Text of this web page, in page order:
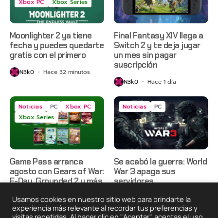
Xbox PC
Xbox Series
Moonlighter 2 ya tiene
fecha y puedes quedarte
gratis con el primero
N3k0 Hace 32 minutos
Final Fantasy XIV llega a
Switch 2 y te deja jugar
un mes sin pagar
suscripción
N3k0 Hace 1 día
Noticias PC
Xbox PC
Xbox Series
Game Pass arranca
agosto con Gears of War:
E-Day, Grounded 2 y más
N3k0 Hace 1 día
Noticias PC
Se acabó la guerra: World
War 3 apaga sus
servidores
N3k0 Hace 2 días
Usamos cookies en nuestro sitio web para brindarte la
experiencia más relevante al recordar tus preferencias y